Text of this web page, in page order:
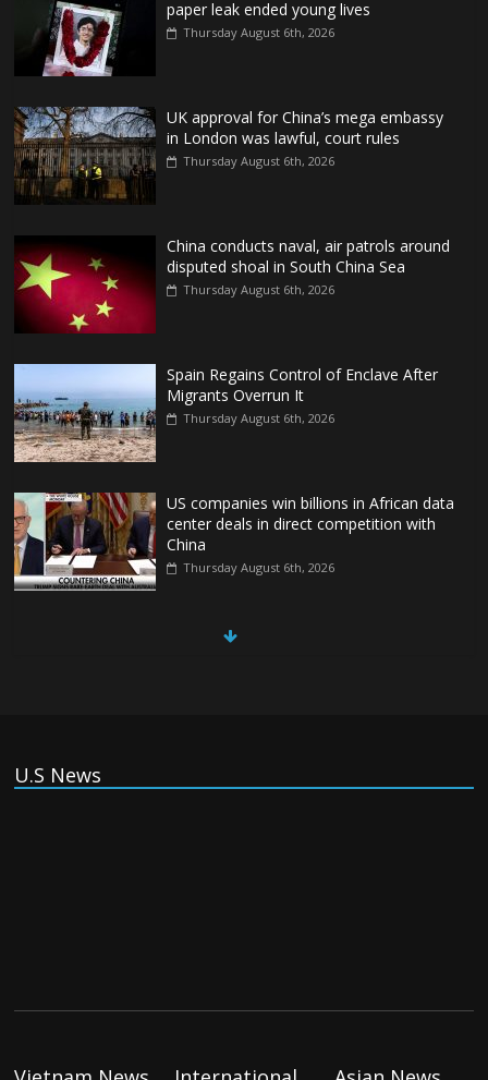
paper leak ended young lives
Thursday August 6th, 2026
UK approval for China’s mega embassy
in London was lawful, court rules
Thursday August 6th, 2026
China conducts naval, air patrols around
disputed shoal in South China Sea
Thursday August 6th, 2026
Spain Regains Control of Enclave After
Migrants Overrun It
Thursday August 6th, 2026
US companies win billions in African data
center deals in direct competition with
China
Thursday August 6th, 2026
China, Russia, Iran and North Korea
U.S News